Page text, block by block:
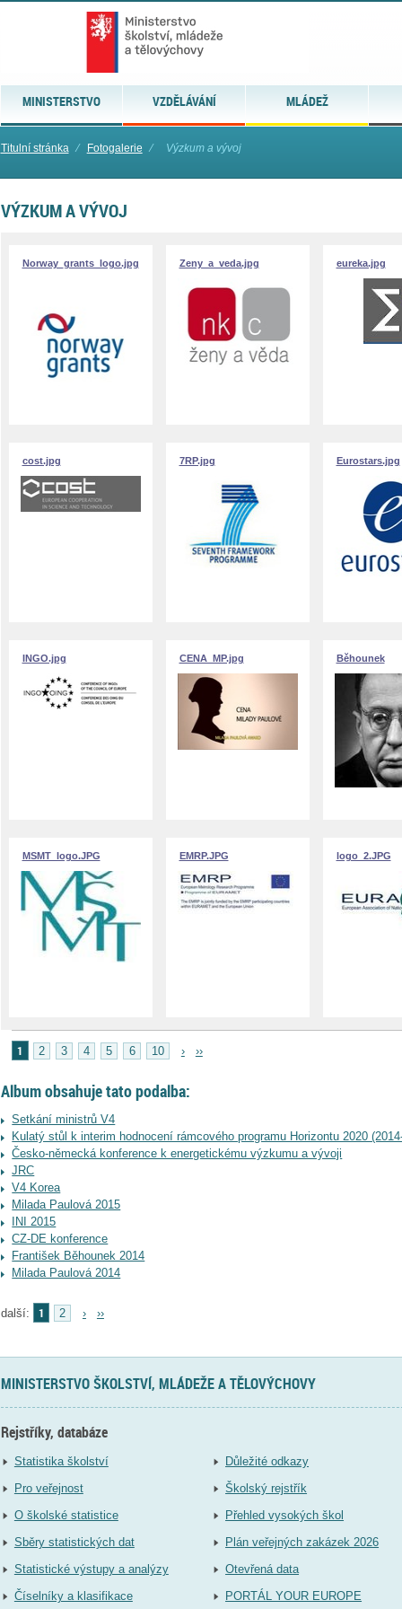
MINISTERSTVO VZDĚLÁVÁNÍ MLÁDEŽ
Titulní stránka ⁄ Fotogalerie ⁄ Výzkum a vývoj
VÝZKUM A VÝVOJ
Norway_grants_logo.jpg Zeny_a_veda.jpg eureka.jpg
cost.jpg 7RP.jpg Eurostars.jpg
INGO.jpg CENA_MP.jpg Běhounek
MSMT_logo.JPG EMRP.JPG logo_2.JPG
1 2 3 4 5 6 10 › ››
Album obsahuje tato podalba:
Setkání ministrů V4
Kulatý stůl k interim hodnocení rámcového programu Horizontu 2020
Česko-německá konference k energetickému výzkumu a vývoji
JRC
V4 Korea
Milada Paulová 2015
INI 2015
CZ-DE konference
František Běhounek 2014
Milada Paulová 2014
další: 1 2 › ››
MINISTERSTVO ŠKOLSTVÍ, MLÁDEŽE A TĚLOVÝCHOVY
Rejstříky, databáze
Statistika školství
Pro veřejnost
O školské statistice
Sběry statistických dat
Statistické výstupy a analýzy
Číselníky a klasifikace
Důležité odkazy
Školský rejstřík
Přehled vysokých škol
Plán veřejných zakázek 2026
Otevřená data
PORTÁL YOUR EUROPE